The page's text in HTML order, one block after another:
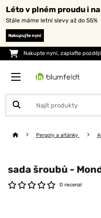
Léto v plném proudu i
Stále máme letní slevy až do 55%
Nakupujte nyní
Nakupte nyní, zaplaťte později
Pergoly a altánky
sada šroubů -
0 recenzí